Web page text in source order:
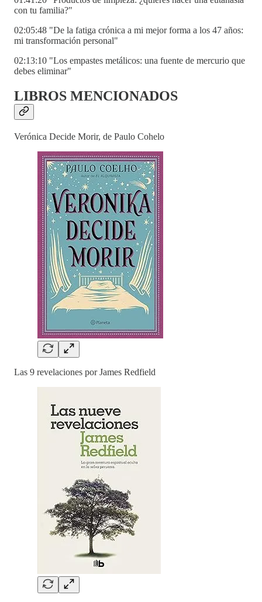
con tu familia?"
02:05:48 "De la fatiga crónica a mi mejor forma a los 47 años:
mi transformación personal"
02:13:10 "Los empastes metálicos: una fuente de mercurio que
debes eliminar"
LIBROS MENCIONADOS
Verónica Decide Morir, de Paulo Cohelo
Las 9 revelaciones por James Redfield